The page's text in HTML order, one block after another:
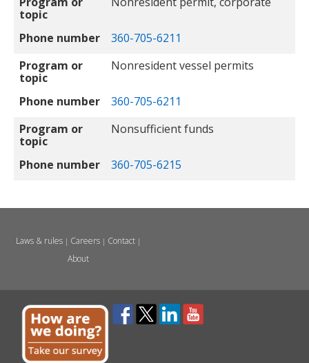
topic
Phone number
360-705-6211
Program or
topic
Nonresident vessel permits
Phone number
360-705-6211
Program or
topic
Nonsufficient funds
Phone number 360-705-6215
Laws & rules| Careers| Contact|
About